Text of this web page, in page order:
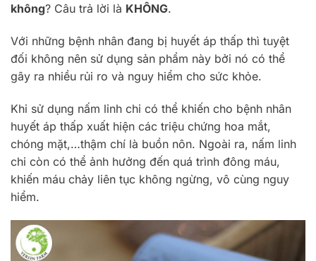
không? Câu trả lời là KHÔNG.
Với những bệnh nhân đang bị huyết áp thấp thì tuyệt
đối không nên sử dụng sản phẩm này bởi nó có thể
gây ra nhiều rủi ro và nguy hiểm cho sức khỏe.
Khi sử dụng nấm linh chi có thể khiến cho bệnh nhân
huyết áp thấp xuất hiện các triệu chứng hoa mắt,
chóng mặt,…thậm chí là buồn nôn. Ngoài ra, nấm linh
chi còn có thể ảnh hưởng đến quá trình đông máu,
khiến máu chảy liên tục không ngừng, vô cùng nguy
hiểm.